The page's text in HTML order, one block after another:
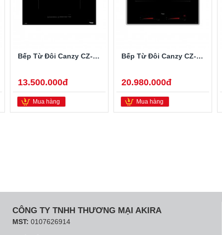
Bếp Từ Đôi Canzy CZ-922P
13.500.000đ
Mua hàng
Bếp Từ Đôi Canzy CZ-702IP
20.980.000đ
Mua hàng
CÔNG TY TNHH THƯƠNG MẠI AKIRA
MST: 0107626914